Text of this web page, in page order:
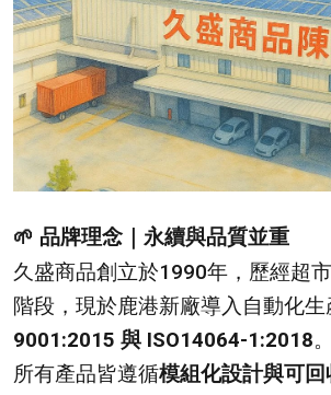
🌱 品牌理念｜永續與品質並重
久盛商品創立於1990年，歷經超
階段，現於鹿港新廠導入自動化生
9001:2015 與 ISO14064-1:2018。
所有產品皆遵循模組化設計與可回